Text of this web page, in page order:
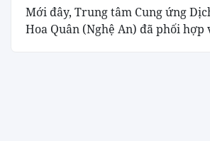
Mới đây, Trung tâm Cung ứng
Hoa Quân (Nghệ An) đã phối hợp